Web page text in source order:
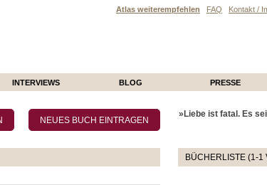
Atlas weiterempfehlen FAQ Kontakt /
INTERVIEWS BLOG PRESSE
»Liebe ist fatal. Es
BÜCHERLISTE (1-1